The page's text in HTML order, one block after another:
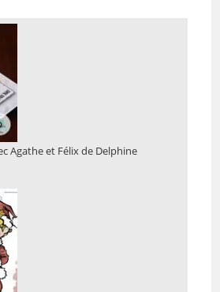
Agathe et Félix de Delphine